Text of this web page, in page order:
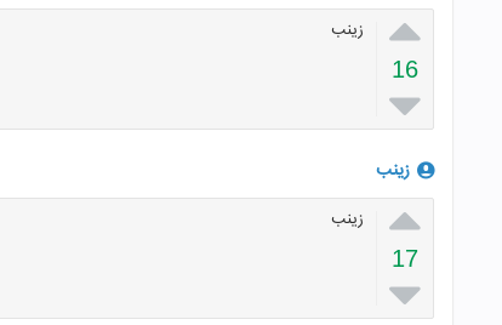

16

زینب
زینب

17

زینب